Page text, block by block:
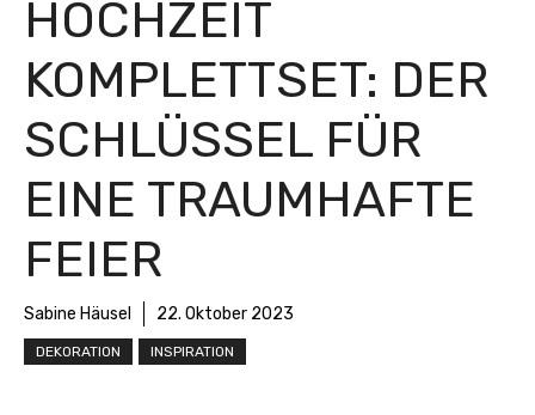
HOCHZEIT
KOMPLETTSET: DER
SCHLÜSSEL FÜR
EINE TRAUMHAFTE
FEIER
Sabine Häusel 22. Oktober 2023
DEKORATION INSPIRATION